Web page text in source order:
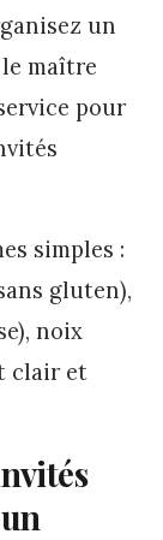
un
maître
pour
simples :
gluten),
noix
clair et